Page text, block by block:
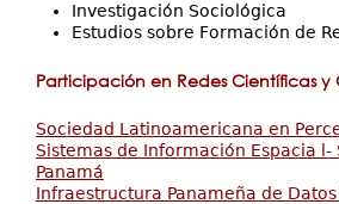
Investigación Sociológica
Estudios sobre Formación de
Participación en Redes Científicas y
Sociedad Latinoamericana en
Sistemas de Información Espacia l-
Panamá
Infraestructura Panameña de Datos